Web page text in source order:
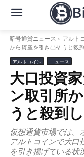
暗号通貨ニュース アルト
から資産を引き出そうと殺
アルトコイン ニュース
大口投資
ン取引所
うと殺到
仮想通貨市場では、
アルトコインで大口
を引き揚げている状